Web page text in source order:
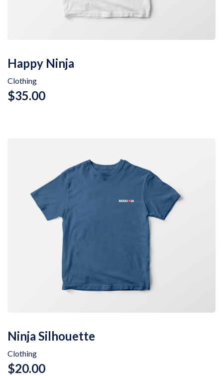
Happy Ninja
Clothing
$35.00
Ninja Silhouette
Clothing
$20.00